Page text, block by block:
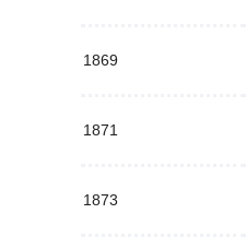
1869
1871
1873